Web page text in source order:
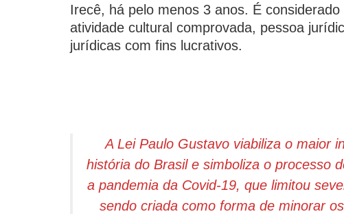
Irecê, há pelo menos 3 anos. É
atividade cultural comprovada, pessoa
jurídicas com fins lucrativos.
A Lei Paulo Gustavo viabiliza o maior
história do Brasil e simboliza o processo
a pandemia da Covid-19, que limitou
sendo criada como forma de minorar